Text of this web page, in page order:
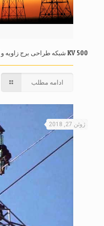
500 KV شبکه طراحی برج زاویه و آزمون
ادامه مطلب
ژوئن 27, 2018